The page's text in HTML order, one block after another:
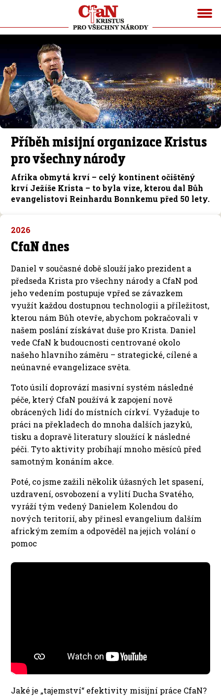
Příběh misijní organizace Kristus
pro všechny národy
Afrika obmytá krví – celý kontinent očištěný
krví Ježíše Krista – to byla vize, kterou dal Bůh
evangelistovi Reinhardu Bonnkemu před 50 lety.
2026
CfaN dnes
Daniel v současné době slouží jako prezident a
předseda Krista pro všechny národy a CfaN pod
jeho vedením postupuje vpřed se závazkem
využít každou dostupnou technologii a příležitost,
kterou nám Bůh otevře, abychom pokračovali v
našem poslání získávat duše pro Krista. Daniel
vede CfaN k budoucnosti centrované okolo
našeho hlavního záměru – strategické, cílené a
neúnavné evangelizace světa.
Toto úsilí doprovází masivní systém následné
péče, který CfaN používá k zapojení nově
obrácených lidí do místních církví. Vyžaduje to
práci na překladech do mnoha dalších jazyků,
tisku a dopravě literatury sloužící k následné
péči. Tyto aktivity probíhají mnoho měsíců před
samotným konáním akce.
Poté, co jsme zažili několik úžasných let spasení,
uzdravení, osvobození a vylití Ducha Svatého,
vyráží tým vedený Danielem Kolendou do
nových teritorií, aby přinesl evangelium dalším
africkým zemím a odpověděl na jejich volání o
pomoc
Jaké je „tajemství“ efektivity misijní práce CfaN?